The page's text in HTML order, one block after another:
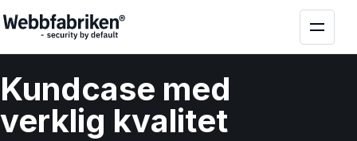
Kundcase med
verklig kvalitet